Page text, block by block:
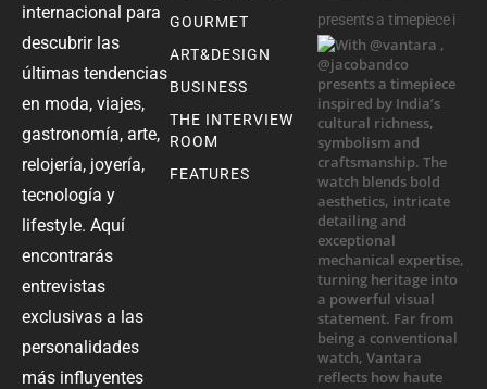
internacional para
descubrir las
últimas tendencias
en moda, viajes,
gastronomía, arte,
relojería, joyería,
tecnología y
lifestyle. Aquí
encontrarás
entrevistas
exclusivas a las
personalidades
más influyentes
GOURMET
ART&DESIGN
BUSINESS
THE INTERVIEW
ROOM
FEATURES
presents a timepiece i